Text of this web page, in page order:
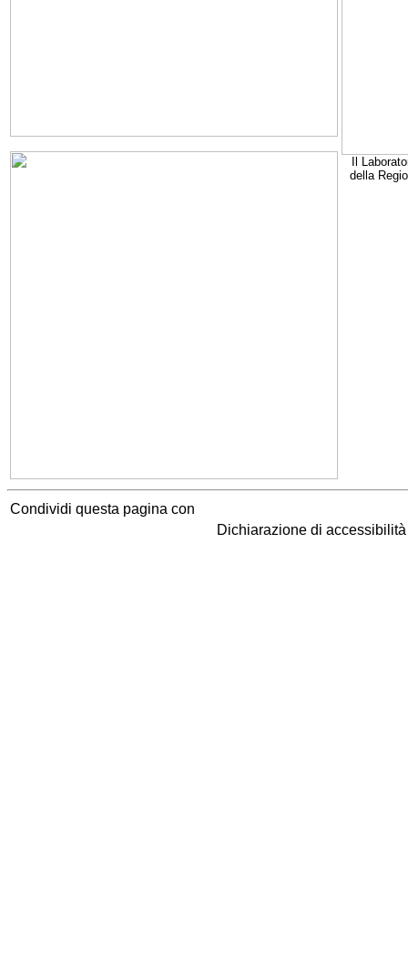
Il
della
Condividi questa pagina con
Dichiarazione di